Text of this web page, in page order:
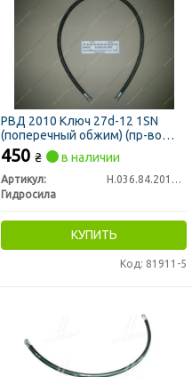
РВД 2010 Ключ 27d-12 1SN
(поперечный обжим) (пр-во
Гидросила)
450 ₴ в наличии
Артикул:
Н.036.84.2010 1SN
Гидросила
КУПИТЬ
Код: 81911-5